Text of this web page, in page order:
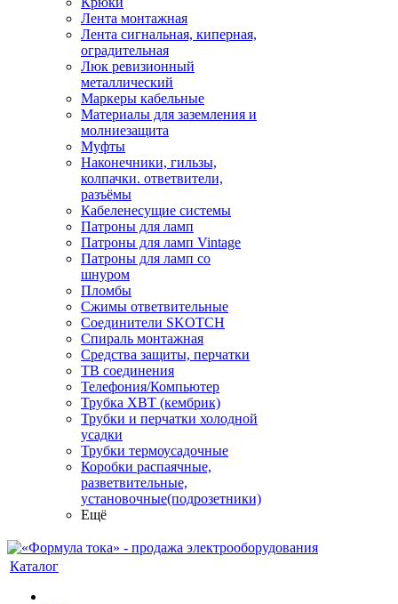
Лента монтажная
Лента сигнальная, киперная,
оградительная
Люк ревизионный
металлический
Маркеры кабельные
Материалы для заземления и
молниезащита
Муфты
Наконечники, гильзы,
колпачки. ответвители,
разъёмы
Кабеленесущие системы
Патроны для ламп
Патроны для ламп Vintage
Патроны для ламп со
шнуром
Пломбы
Сжимы ответвительные
Соединители SKOTCH
Спираль монтажная
Средства защиты, перчатки
ТВ соединения
Телефония/Компьютер
Трубка ХВТ (кембрик)
Трубки и перчатки холодной
усадки
Трубки термоусадочные
Коробки распаячные,
разветвительные,
установочные(подрозетники)
Ещё
Каталог